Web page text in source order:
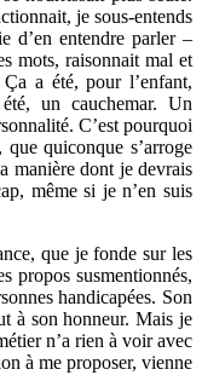
je sous-entends
d’en entendre parler –
mots, raisonnait mal et
a été, pour l’enfant,
un cauchemar. Un
C’est pourquoi
quiconque s’arroge
manière dont je devrais
même si je n’en suis
que je fonde sur les
propos susmentionnés,
handicapées. Son
à son honneur. Mais je
n’a rien à voir avec
à me proposer, vienne